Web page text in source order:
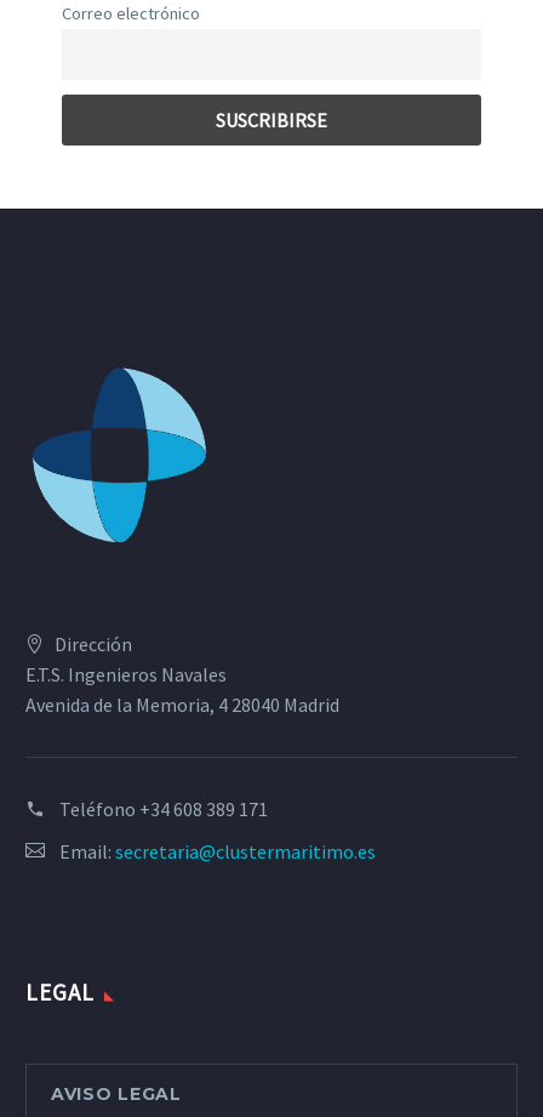
Correo electrónico
Dirección
E.T.S. Ingenieros Navales
Avenida de la Memoria, 4 28040 Madrid
Teléfono +34 608 389 171
Email: secretaria@clustermaritimo.es
LEGAL
AVISO LEGAL